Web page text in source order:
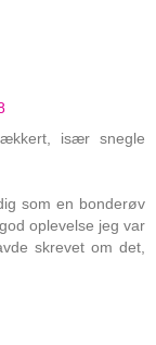
især snegle
som en bonderøv
oplevelse jeg var
skrevet om det,